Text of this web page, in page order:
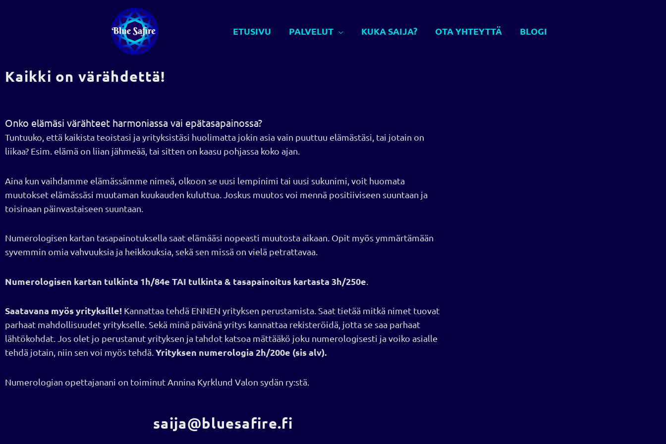
ETUSIVU PALVELUT KUKA SAIJA? OTA YHTEYTTÄ BLOGI
Kaikki on värähdettä!
Onko elämäsi värähteet harmoniassa vai epätasapainossa?
Tuntuuko, että kaikista teoistasi ja yrityksistäsi huolimatta jokin asia vain puuttuu elämästäsi, tai jotain on
liikaa? Esim. elämä on liian jähmeää, tai sitten on kaasu pohjassa koko ajan.
Aina kun vaihdamme elämässämme nimeä, olkoon se uusi lempinimi tai uusi sukunimi, voit huomata
muutokset elämässäsi muutaman kuukauden kuluttua. Joskus muutos voi mennä positiiviseen suuntaan ja
toisinaan päinvastaiseen suuntaan.
Numerologisen kartan tasapainotuksella saat elämääsi nopeasti muutosta aikaan. Opit myös ymmärtämään
syvemmin omia vahvuuksia ja heikkouksia, sekä sen missä on vielä petrattavaa.
Numerologisen kartan tulkinta 1h/84e TAI tulkinta & tasapainoitus kartasta 3h/250e
Saatavana myös yrityksille! Kannattaa tehdä ENNEN yrityksen perustamista. Saat tietää mitkä nimet tuovat
parhaat mahdollisuudet yritykselle. Sekä minä päivänä yritys kannattaa rekisteröidä, jotta se saa parhaat
lähtökohdat. Jos olet jo perustanut yrityksen ja tahdot katsoa mättääkö joku numerologisesti ja voiko asialle
tehdä jotain, niin sen voi myös tehdä.Yrityksen numerologia 2h/200e (sis alv).
Numerologian opettajanani on toiminut Annina Kyrklund Valon sydän ry:stä.
saija@bluesafire.fi